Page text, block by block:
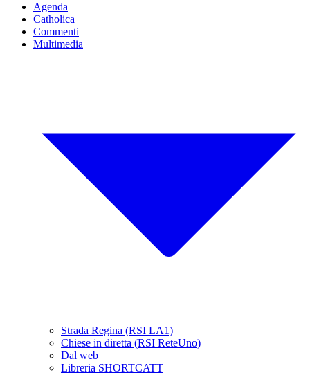
Agenda
Catholica
Commenti
Multimedia
Strada Regina (RSI LA1)
Chiese in diretta (RSI ReteUno)
Dal web
Libreria SHORTCATT